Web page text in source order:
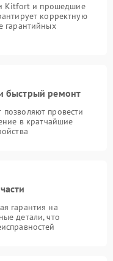
Kitfort и прошедшие
корректную
гарантийных
быстрый ремонт
провести
в кратчайшие
гарантия на
детали, что